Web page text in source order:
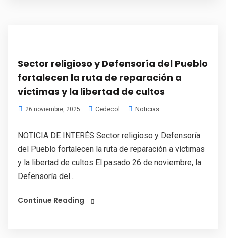
Sector religioso y Defensoría del Pueblo
fortalecen la ruta de reparación a
víctimas y la libertad de cultos
26 noviembre, 2025 Cedecol Noticias
NOTICIA DE INTERÉS Sector religioso y Defensoría
del Pueblo fortalecen la ruta de reparación a víctimas
y la libertad de cultos El pasado 26 de noviembre, la
Defensoría del...
Continue Reading